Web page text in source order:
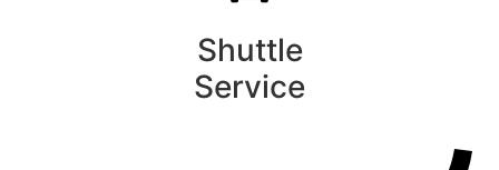
Shuttle
Service